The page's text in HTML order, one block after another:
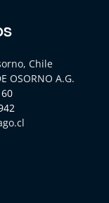
Chile
OSORNO A.G.